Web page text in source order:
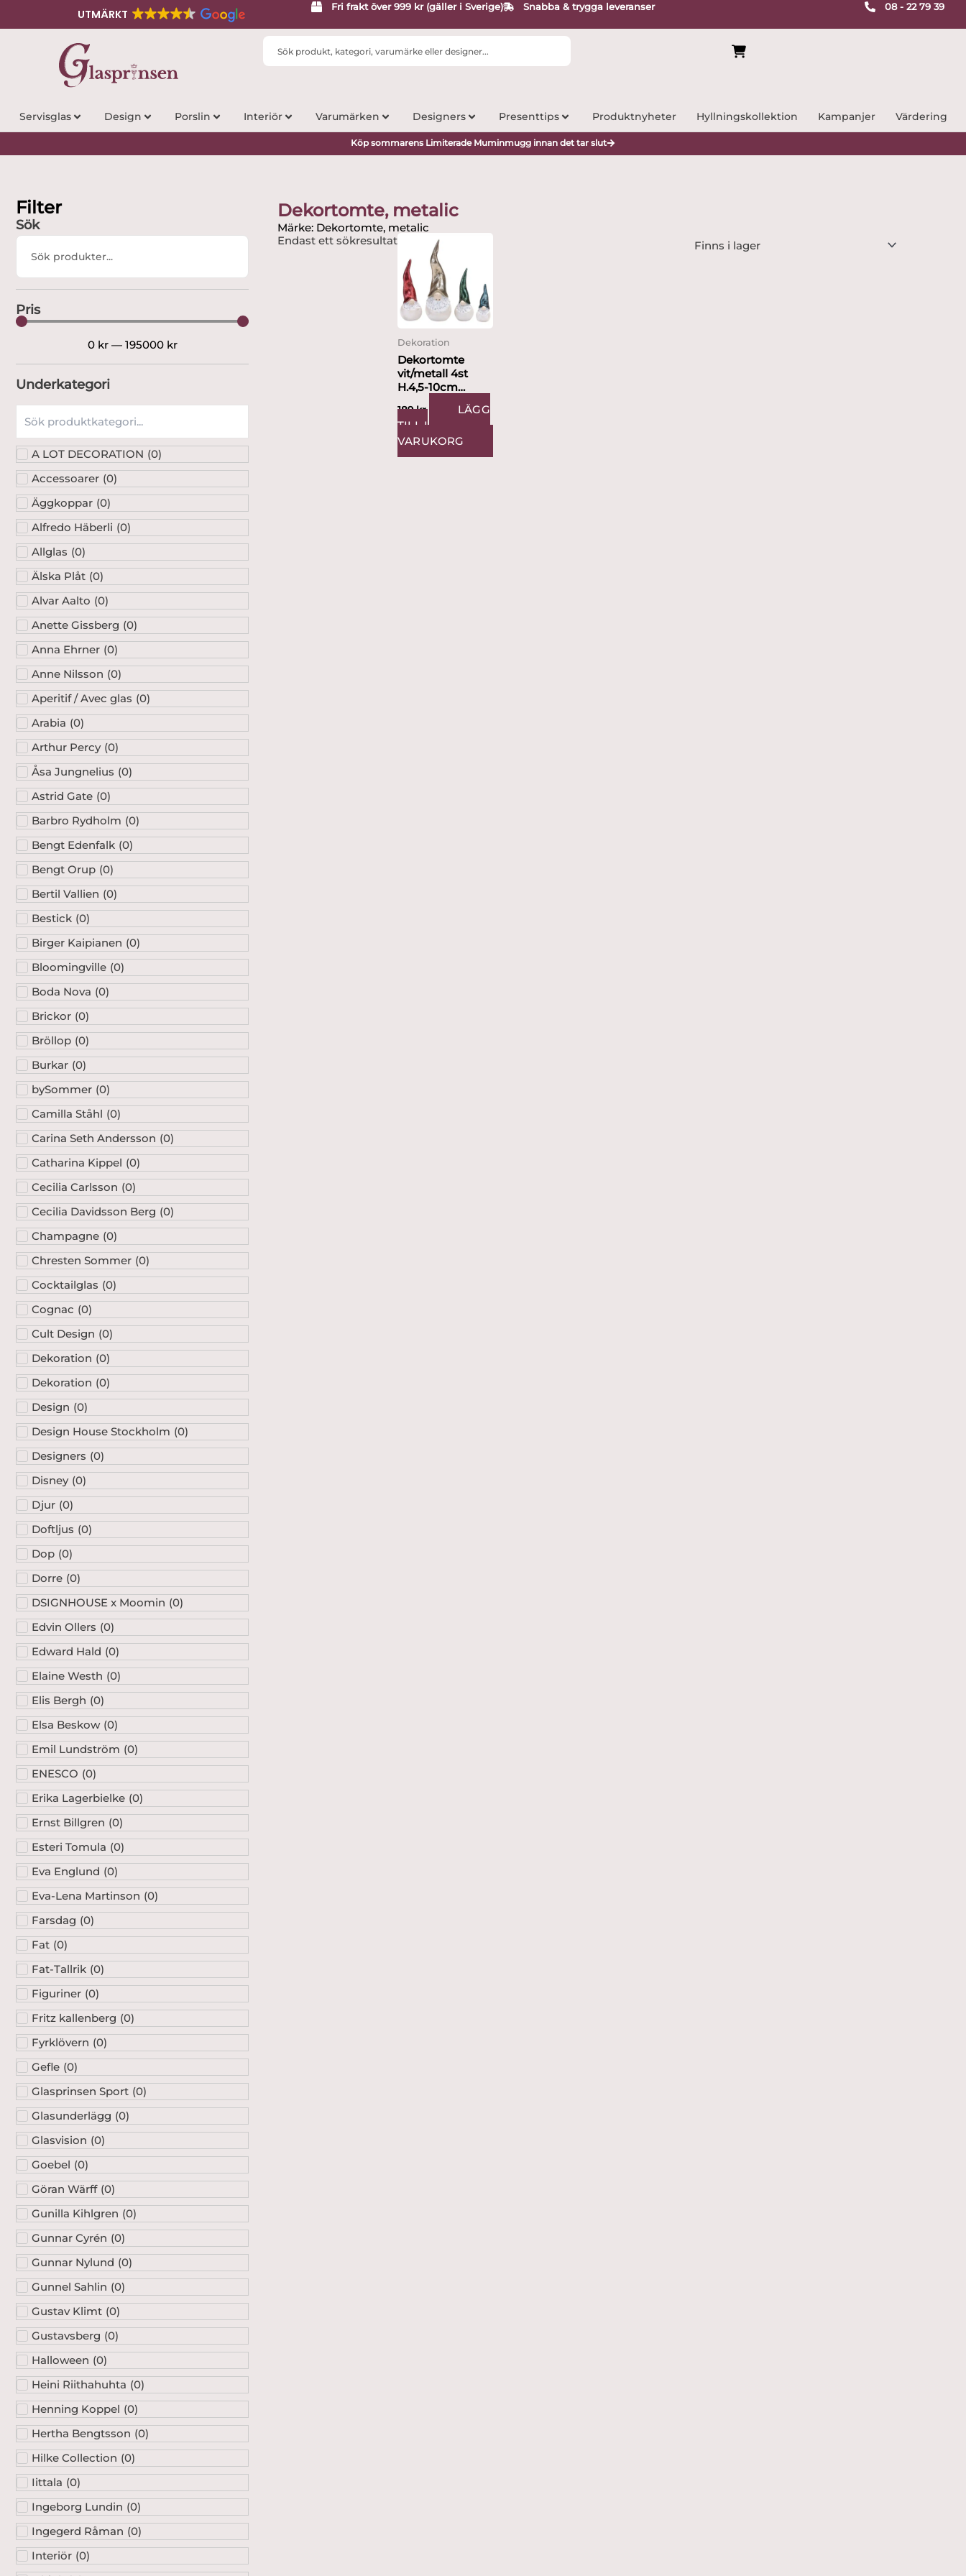
UTMÄRKT
Fri frakt över 999 kr (gäller i Sverige) Snabba & trygga leveranser 08 - 22 79 39
Search
Servisglas Design Porslin Interiör Varumärken Designers Presenttips Produktnyheter Hyllningskollektion Kampanjer Värdering
Köp sommarens Limiterade Muminmugg innan det tar slut
Filter
Sök
Search
Pris
0 kr— 195000 kr
Underkategori
A LOT DECORATION (0)
Accessoarer (0)
Äggkoppar (0)
Alfredo Häberli (0)
Allglas (0)
Älska Plåt (0)
Alvar Aalto (0)
Anette Gissberg (0)
Anna Ehrner (0)
Anne Nilsson (0)
Aperitif / Avec glas (0)
Arabia (0)
Arthur Percy (0)
Åsa Jungnelius (0)
Astrid Gate (0)
Barbro Rydholm (0)
Bengt Edenfalk (0)
Bengt Orup (0)
Bertil Vallien (0)
Bestick (0)
Birger Kaipianen (0)
Bloomingville (0)
Boda Nova (0)
Brickor (0)
Bröllop (0)
Burkar (0)
bySommer (0)
Camilla Ståhl (0)
Carina Seth Andersson (0)
Catharina Kippel (0)
Cecilia Carlsson (0)
Cecilia Davidsson Berg (0)
Champagne (0)
Chresten Sommer (0)
Cocktailglas (0)
Cognac (0)
Cult Design (0)
Dekoration (0)
Dekoration (0)
Design (0)
Design House Stockholm (0)
Designers (0)
Disney (0)
Djur (0)
Doftljus (0)
Dop (0)
Dorre (0)
DSIGNHOUSE x Moomin (0)
Edvin Ollers (0)
Edward Hald (0)
Elaine Westh (0)
Elis Bergh (0)
Elsa Beskow (0)
Emil Lundström (0)
ENESCO (0)
Erika Lagerbielke (0)
Ernst Billgren (0)
Esteri Tomula (0)
Eva Englund (0)
Eva-Lena Martinson (0)
Farsdag (0)
Fat (0)
Fat-Tallrik (0)
Figuriner (0)
Fritz kallenberg (0)
Fyrklövern (0)
Gefle (0)
Glasprinsen Sport (0)
Glasunderlägg (0)
Glasvision (0)
Goebel (0)
Göran Wärff (0)
Gunilla Kihlgren (0)
Gunnar Cyrén (0)
Gunnar Nylund (0)
Gunnel Sahlin (0)
Gustav Klimt (0)
Gustavsberg (0)
Halloween (0)
Heini Riithahuhta (0)
Henning Koppel (0)
Hertha Bengtsson (0)
Hilke Collection (0)
Iittala (0)
Ingeborg Lundin (0)
Ingegerd Råman (0)
Interiör (0)
Dekortomte, metalic
Märke: Dekortomte, metalic
Endast ett sökresultat
Dekoration
Dekortomte
vit/metall 4st
H.4,5-10cm
189kr
LÄGG
TILL I
VARUKORG